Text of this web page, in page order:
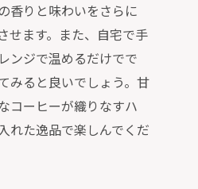
香りと味わいをさらに
せます。また、自宅で手
ンジで温めるだけでで
みると良いでしょう。甘
コーヒーが織りなすハ
れた逸品で楽しんでくだ